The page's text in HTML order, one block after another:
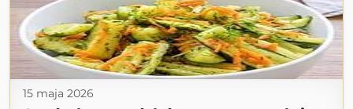
15 maja 2026